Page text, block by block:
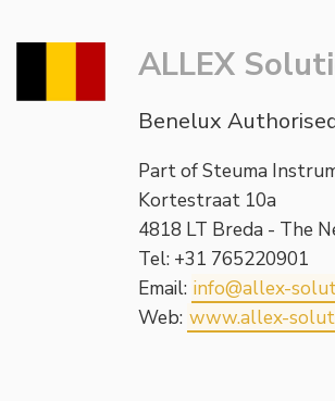
ALLEX
Benelux
Part of Steuma
Kortestraat 10a
4818 LT Breda - The
Tel: +31 765220901
Email: info@allex-
Web: www.allex-